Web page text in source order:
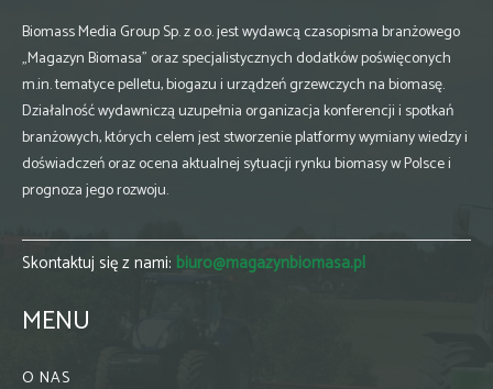
Biomass Media Group Sp. z o.o. jest wydawcą czasopisma branżowego
„Magazyn Biomasa” oraz specjalistycznych dodatków poświęconych
m.in. tematyce pelletu, biogazu i urządzeń grzewczych na biomasę.
Działalność wydawniczą uzupełnia organizacja konferencji i spotkań
branżowych, których celem jest stworzenie platformy wymiany wiedzy i
doświadczeń oraz ocena aktualnej sytuacji rynku biomasy w Polsce i
prognoza jego rozwoju.
Skontaktuj się z nami: biuro@magazynbiomasa.pl
MENU
O NAS